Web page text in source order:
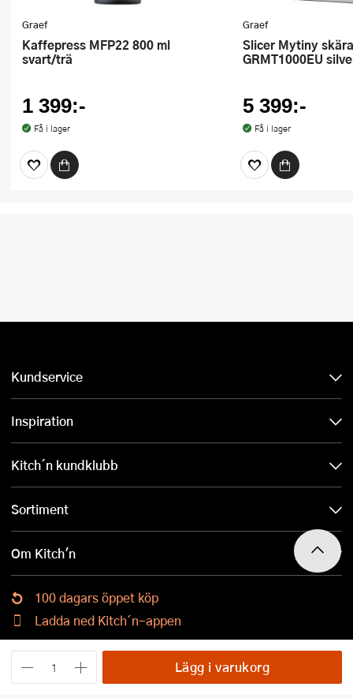
Lägg i varukorg
Graef
Kaffepress MFP22 800 ml
svart/trä
1 399:-
Få i lager
Graef
Slicer Mytiny skärare hopfällbar
GRMT1000EU
5 399:-
Få i lager
Kundservice
Inspiration
Kitch´n kundklubb
Sortiment
Om Kitch'n
100 dagars öppet köp
Ladda ned Kitch´n-appen